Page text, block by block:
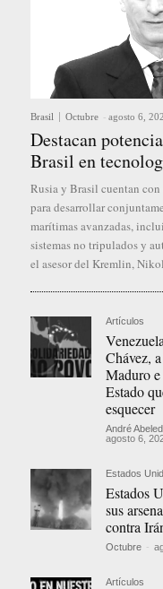
Brasil Octubre - agosto 6,
Destacan
Brasil en
Rusia y Brasil cuentan
para desarrollar
marítimas avanzadas,
sistemas no tripulados y
el asesor del Kremlin,
Artículos
Chávez,
Maduro e
Estado
esquecer
André
agosto 6,
Estados
Estados
sus
contra
Octubre -
Artículos